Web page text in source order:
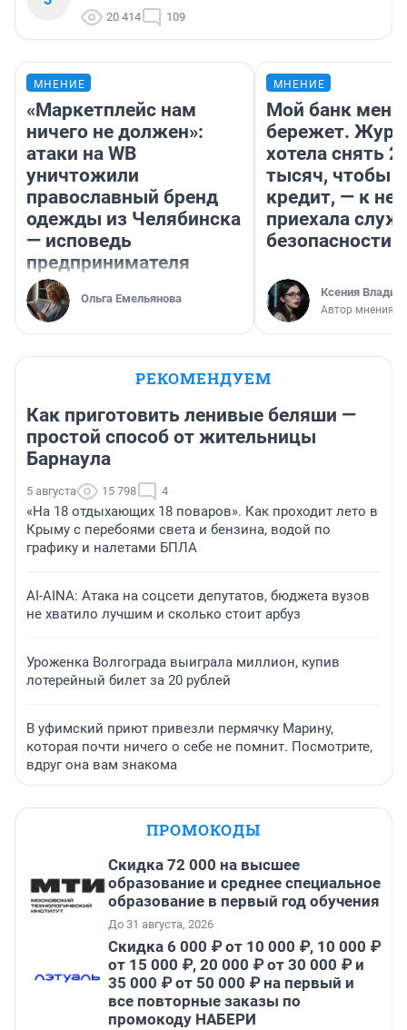
20 414 109
МНЕНИЕ
«Маркетплейс нам
ничего не должен»:
атаки на WB
уничтожили
православный бренд
одежды из Челябинска
— исповедь
предпринимателя
Ольга Емельянова
МНЕНИЕ
Мой банк меня
бережет.
хотела снять
тысяч, чтобы
кредит, — к
приехала
безопасности
Ксения
Автор мнения
РЕКОМЕНДУЕМ
Как приготовить ленивые беляши —
простой способ от жительницы
Барнаула
5 августа 15 798 4
«На 18 отдыхающих 18 поваров». Как проходит лето в
Крыму с перебоями света и бензина, водой по
графику и налетами БПЛА
AI-AINA: Атака на соцсети депутатов, бюджета вузов
не хватило лучшим и сколько стоит арбуз
Уроженка Волгограда выиграла миллион, купив
лотерейный билет за 20 рублей
В уфимский приют привезли пермячку Марину,
которая почти ничего о себе не помнит. Посмотрите,
вдруг она вам знакома
ПРОМОКОДЫ
Скидка 72 000 на высшее
образование и среднее специальное
образование в первый год обучения
До 31 августа, 2026
Скидка 6 000 ₽ от 10 000 ₽, 10 000 ₽
от 15 000 ₽, 20 000 ₽ от 30 000 ₽ и
35 000 ₽ от 50 000 ₽ на первый и
все повторные заказы по
промокоду НАБЕРИ